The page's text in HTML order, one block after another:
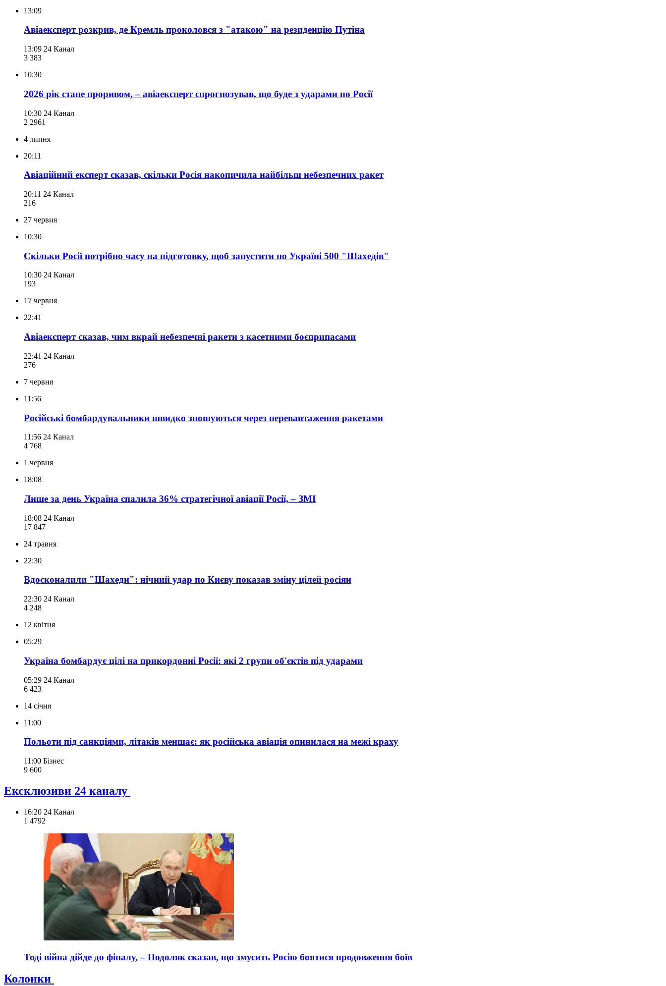
13:09
Авіаексперт розкрив, де Кремль проколовся з "атакою" на резиденцію Путіна
13:09 24 Канал
3 383
10:30
2026 рік стане проривом, – авіаексперт спрогнозував, що буде з ударами по Росії
10:30 24 Канал
2 2961
4 липня
20:11
Авіаційний експерт сказав, скільки Росія накопичила найбільш небезпечних ракет
20:11 24 Канал
216
27 червня
10:30
Скільки Росії потрібно часу на підготовку, щоб запустити по Україні 500 "Шахедів"
10:30 24 Канал
193
17 червня
22:41
Авіаексперт сказав, чим вкрай небезпечні ракети з касетними боєприпасами
22:41 24 Канал
276
7 червня
11:56
Російські бомбардувальники швидко зношуються через перевантаження ракетами
11:56 24 Канал
4 768
1 червня
18:08
Лише за день Україна спалила 36% стратегічної авіації Росії, – ЗМІ
18:08 24 Канал
17 847
24 травня
22:30
Вдосконалили "Шахеди": нічний удар по Києву показав зміну цілей росіян
22:30 24 Канал
4 248
12 квітня
05:29
Україна бомбардує цілі на прикордонні Росії: які 2 групи об'єктів під ударами
05:29 24 Канал
6 423
14 січня
11:00
Польоти під санкціями, літаків меншає: як російська авіація опинилася на межі краху
11:00 Бізнес
9 600
Ексклюзиви 24 каналу
16:20 24 Канал
1 4792
Тоді війна дійде до фіналу, – Подоляк сказав, що змусить Росію боятися продовження боїв
Колонки